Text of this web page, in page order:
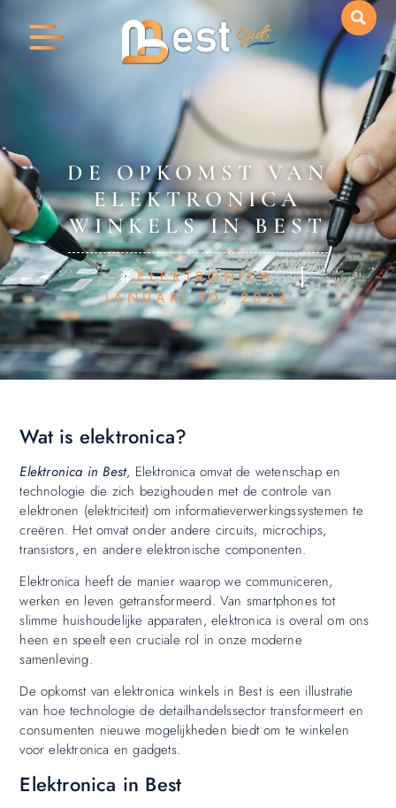
DE OPKOMST VAN
ELEKTRONICA
WINKELS IN BEST
ELEKTRONICA
JANUARI 10, 2024
Wat is elektronica?
Elektronica in Best, Elektronica omvat de wetenschap en
technologie die zich bezighouden met de controle van
elektronen (elektriciteit) om informatieverwerkingssystemen te
creëren. Het omvat onder andere circuits, microchips,
transistors, en andere elektronische componenten.
Elektronica heeft de manier waarop we communiceren,
werken en leven getransformeerd. Van smartphones tot
slimme huishoudelijke apparaten, elektronica is overal om ons
heen en speelt een cruciale rol in onze moderne
samenleving.
De opkomst van elektronica winkels in Best is een illustratie
van hoe technologie de detailhandelssector transformeert en
consumenten nieuwe mogelijkheden biedt om te winkelen
voor elektronica en gadgets.
Elektronica in Best